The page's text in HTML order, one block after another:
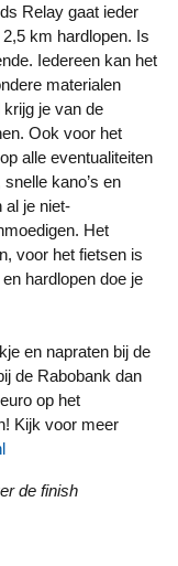
Relay gaat ieder
km hardlopen. Is
Iedereen kan het
materialen
je van de
Ook voor het
alle eventualiteiten
kano’s en
al je niet-
Het
voor het fietsen is
hardlopen doe je
en napraten bij de
de Rabobank dan
op het
Kijk voor meer